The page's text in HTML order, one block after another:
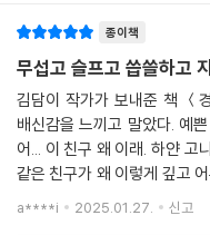
고, 엄청난 무게의 그것들은
--- p.309 「종점만화방」중에
종이책
무섭고 슬프고 씁쓸하고
김담이 작가가 보내준 책 ＜
배신감을 느끼고 말았다. 예
어... 이 친구 왜 이래. 하얀 고
같은 친구가 왜 이렇게 깊고
로 이런 세계를 그리고 있었
a****i 2025.01.27. 신고